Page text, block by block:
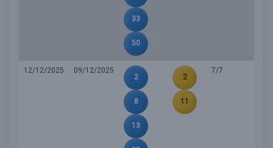
33
50
12/12/2025
09/12/2025
2
8
13
2
11
7/7